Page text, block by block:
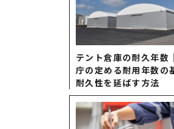
テント倉庫の耐久年
庁の定める耐用年数の
耐久性を延ばす方法